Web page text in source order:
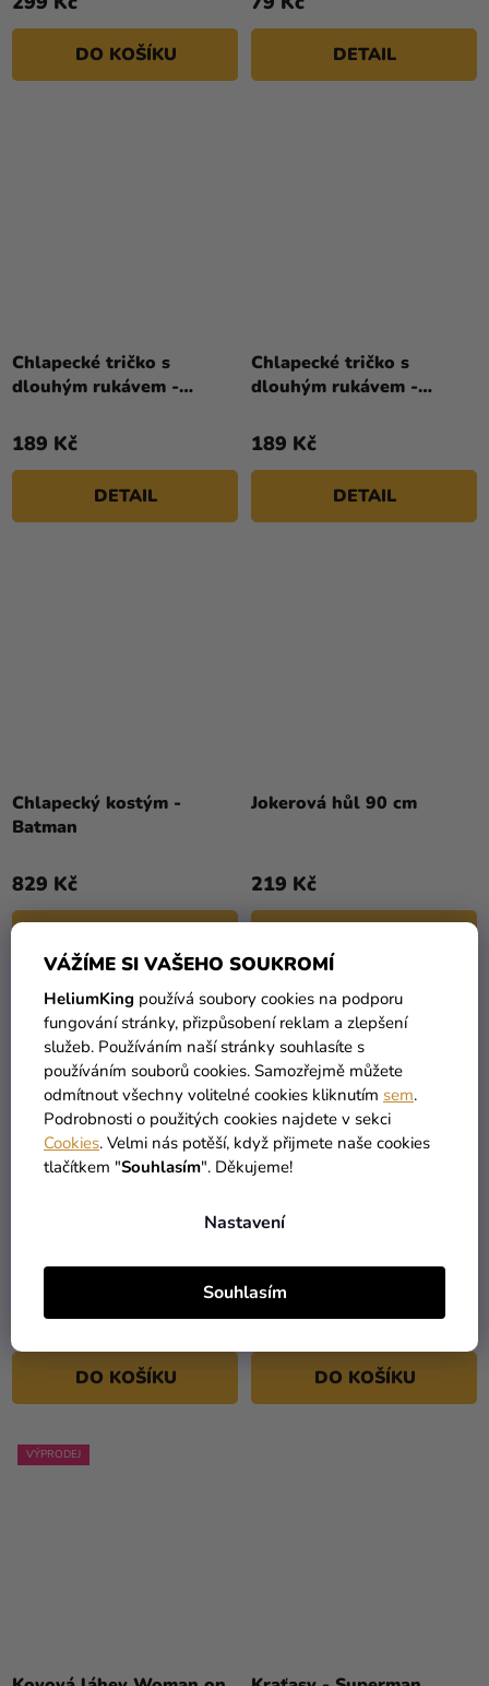
VÁŽÍME SI VAŠEHO SOUKROMÍ
HeliumKing používá soubory cookies na podporu
fungování stránky, přizpůsobení reklam a zlepšení
služeb. Používáním naší stránky souhlasíte s
používáním souborů cookies. Samozřejmě můžete
odmítnout všechny volitelné cookies kliknutím sem.
Podrobnosti o použitých cookies najdete v sekci
Cookies. Velmi nás potěší, když přijmete naše cookies
tlačítkem "Souhlasím". Děkujeme!
Nastavení
Souhlasím
DO KOŠÍKU DETAIL
Chlapecké tričko s
dlouhým rukávem -
189 Kč
DETAIL
Chlapecké tričko s
dlouhým rukávem -
189 Kč
DETAIL
Chlapecký kostým -
Batman
829 Kč
Jokerová hůl 90 cm
219 Kč
269 Kč
DO KOŠÍKU
Batman
669 Kč
DO KOŠÍKU
VÝPRODEJ